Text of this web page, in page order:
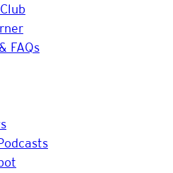
FAQs